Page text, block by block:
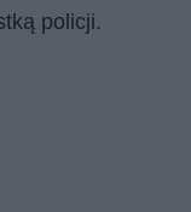
policji.